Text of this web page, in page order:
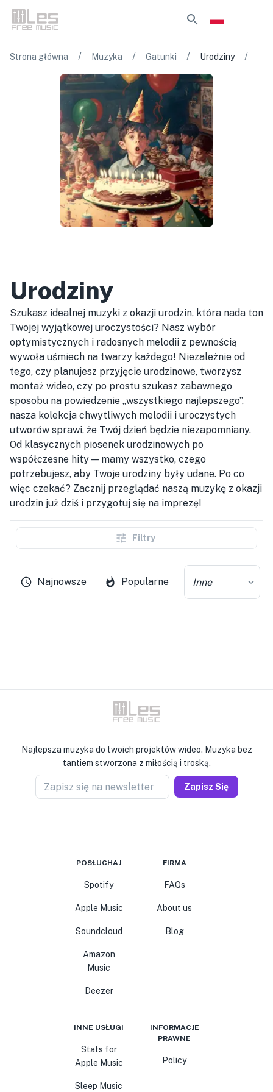
Strona główna / Muzyka / Gatunki / Urodziny /
Urodziny
Szukasz idealnej muzyki z okazji urodzin, która nada ton
Twojej wyjątkowej uroczystości? Nasz wybór
optymistycznych i radosnych melodii z pewnością
wywoła uśmiech na twarzy każdego! Niezależnie od
tego, czy planujesz przyjęcie urodzinowe, tworzysz
montaż wideo, czy po prostu szukasz zabawnego
sposobu na powiedzenie „wszystkiego najlepszego”,
nasza kolekcja chwytliwych melodii i uroczystych
utworów sprawi, że Twój dzień będzie niezapomniany.
Od klasycznych piosenek urodzinowych po
współczesne hity — mamy wszystko, czego
potrzebujesz, aby Twoje urodziny były udane. Po co
więc czekać? Zacznij przeglądać naszą muzykę z okazji
urodzin już dziś i przygotuj się na imprezę!
Filtry
Najnowsze Popularne Inne
Najlepsza muzyka do twoich projektów wideo. Muzyka bez
tantiem stworzona z miłością i troską.
Zapisz się na newsletter Zapisz Się
POSŁUCHAJ
Spotify
Apple Music
Soundcloud
Amazon
Music
Deezer
FIRMA
FAQs
About us
Blog
INNE USŁUGI
Stats for
Apple Music
Sleep Music
INFORMACJE
PRAWNE
Policy